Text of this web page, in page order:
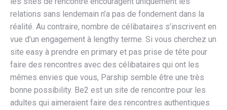
relations sans lendemain n’a pas de fondement dans la
réalité. Au contraire, nombre de célibataires s’inscrivent en
vue d’un engagement à lengthy terme. Si vous cherchez un
site easy à prendre en primary et pas prise de tête pour
faire des rencontres avec des célibataires qui ont les
mêmes envies que vous, Parship semble être une très
bonne possibility. Be2 est un site de rencontre pour les
adultes qui aimeraient faire des rencontres authentiques